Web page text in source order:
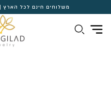
משלוחים חינם לכל הארץ | 12 תשלומים ללא ריבית